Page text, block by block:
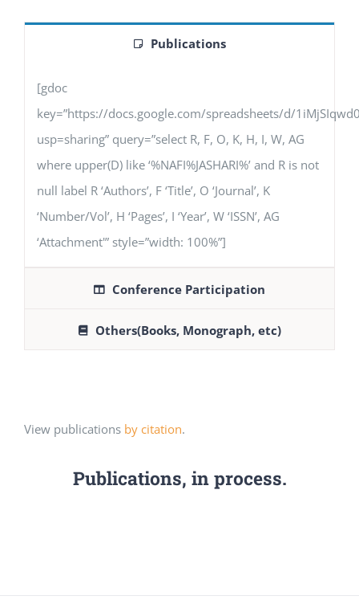
Publications
[gdoc
key=”https://docs.google.com/spreadsheets/d/
usp=sharing” query=”select R, F, O, K, H, I, W, AG
where upper(D) like ‘%NAFI%JASHARI%’ and R is not
null label R ‘Authors’, F ‘Title’, O ‘Journal’, K
‘Number/Vol’, H ‘Pages’, I ‘Year’, W ‘ISSN’, AG
‘Attachment'” style=”width: 100%”]
Conference Participation
Others(Books, Monograph, etc)
View publications by citation.
Publications, in process.